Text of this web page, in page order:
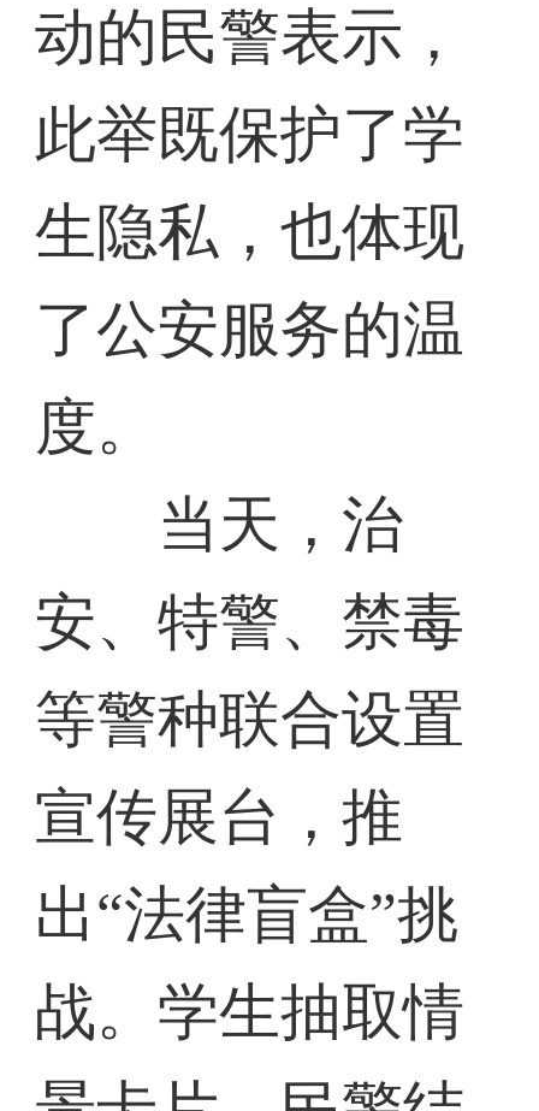
动的民警表示，
此举既保护了学
生隐私，也体现
了公安服务的温
度。
当天，治
安、特警、禁毒
等警种联合设置
宣传展台，推
出“法律盲盒”挑
战。学生抽取情